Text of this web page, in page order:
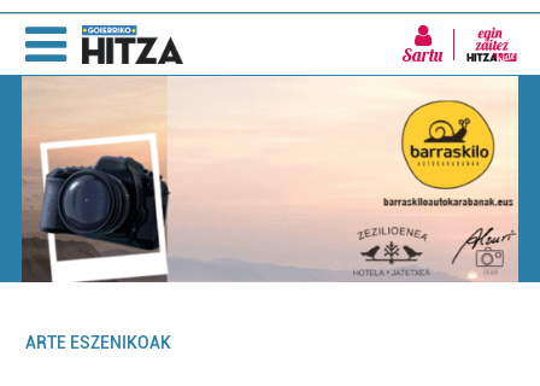
Sartu
ARTE ESZENIKOAK